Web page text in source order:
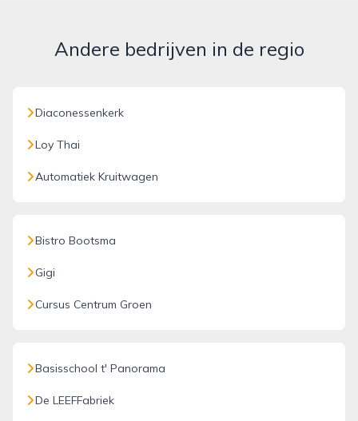
Andere bedrijven in de regio
Diaconessenkerk
Loy Thai
Automatiek Kruitwagen
Bistro Bootsma
Gigi
Cursus Centrum Groen
Basisschool t' Panorama
De LEEFFabriek